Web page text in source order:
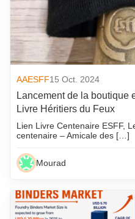
AAESFF15 Oct. 2024
Lancement de la boutique
Livre Héritiers du Feux
Lien Livre Centenaire ESFF,
centenaire – Amicale des […]
Mourad